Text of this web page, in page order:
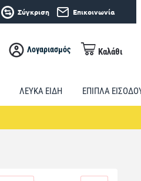
Σύγκριση Επικοινωνία
Λογαριασμός Καλάθι
ΛΕΥΚΑ ΕΙΔΗ ΕΠΙΠΛΑ